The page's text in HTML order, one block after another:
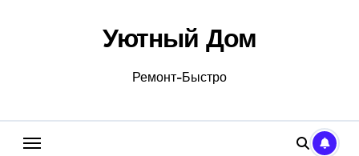
Уютный Дом
Ремонт-Быстро